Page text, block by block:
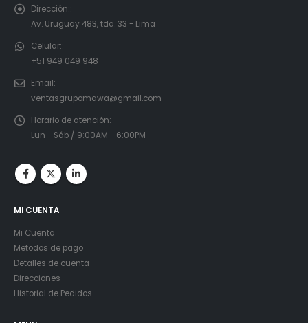
Dirección::
Av. Uruguay 483, tda. 33 - Lima
Celular::
+51 949 049 948
Email:
ventasgrupomawa@gmail.com
Horario de atención:
Lun - Sáb / 9:00AM - 6:00PM
MI CUENTA
Mi Cuenta
Metodos de pago
Detalles de cuenta
Direcciones
Historial de Pedidos